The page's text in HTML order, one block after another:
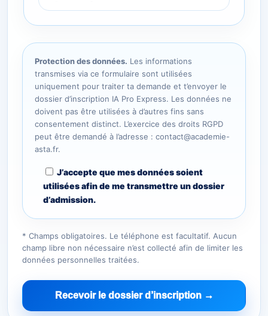
Protection des données. Les informations
transmises via ce formulaire sont utilisées
uniquement pour traiter ta demande et t’envoyer le
dossier d’inscription IA Pro Express. Les données ne
doivent pas être utilisées à d’autres fins sans
consentement distinct. L’exercice des droits RGPD
peut être demandé à l’adresse : contact@academie-
asta.fr.
J’accepte que mes données soient
utilisées afin de me transmettre un dossier
d’admission.
* Champs obligatoires. Le téléphone est facultatif. Aucun
champ libre non nécessaire n’est collecté afin de limiter les
données personnelles traitées.
Recevoir le dossier d’inscription →